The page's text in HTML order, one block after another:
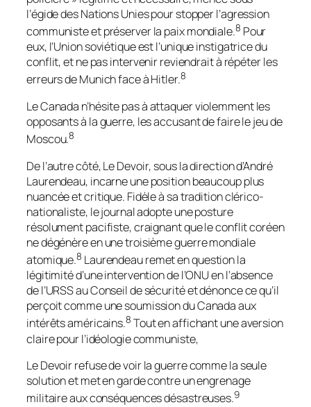
l’égide des Nations Unies pour stopper l’agression
communiste et préserver la paix mondiale.8 Pour
eux, l’Union soviétique est l’unique instigatrice du
conflit, et ne pas intervenir reviendrait à répéter les
erreurs de Munich face à Hitler.8
Le Canada n’hésite pas à attaquer violemment les
opposants à la guerre, les accusant de faire le jeu de
Moscou.8
De l’autre côté,Le Devoir, sous la direction d’André
Laurendeau, incarne une position beaucoup plus
nuancée et critique. Fidèle à sa tradition clérico-
nationaliste, le journal adopte une posture
résolument pacifiste, craignant que le conflit coréen
ne dégénère en une troisième guerre mondiale
atomique.8 Laurendeau remet en question la
légitimité d’une intervention de l’ONU en l’absence
de l’URSS au Conseil de sécurité et dénonce ce qu’il
perçoit comme une soumission du Canada aux
intérêts américains.8 Tout en affichant une aversion
claire pour l’idéologie communiste,
Le Devoirrefuse de voir la guerre comme la seule
solution et met en garde contre un engrenage
militaire aux conséquences désastreuses.9